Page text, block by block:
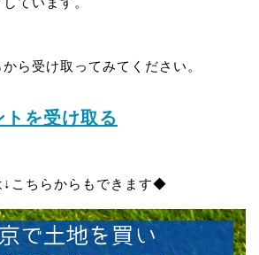
ら受け取ってみてください。
を受け取る
こちらからもできます◆